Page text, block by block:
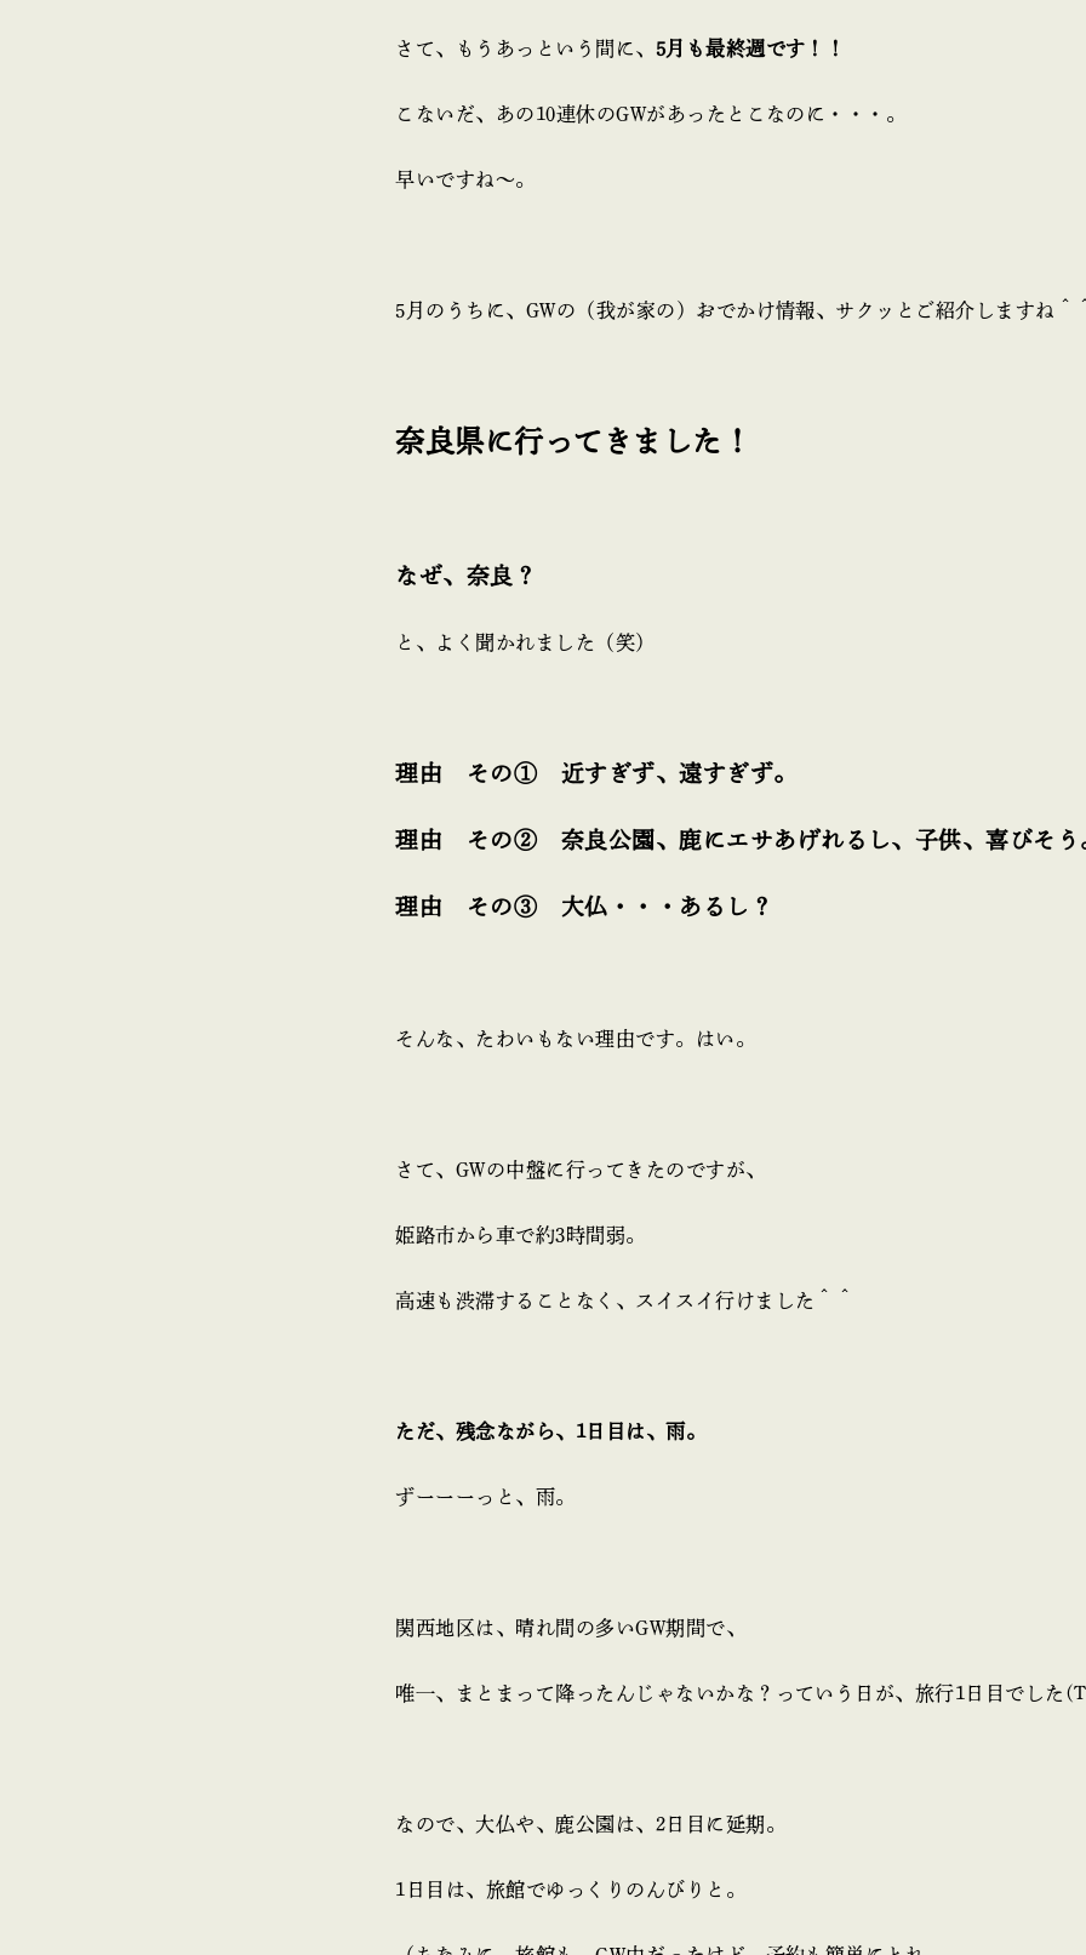
さて、もうあっという間に、 5月も最終週です！！
こないだ、あの10連休のGWがあったとこなのに・・・。
早いですね～。
5月のうちに、GWの（我が家の）おでかけ情報、サクッとご紹介しますね＾
奈良県に行ってきました！
なぜ、奈良？
と、よく聞かれました（笑）
理由 その① 近すぎず、遠すぎず。
理由 その② 奈良公園、鹿にエサあげれるし、子供、喜びそう
理由 その③ 大仏・・・あるし？
そんな、たわいもない理由です。はい。
さて、GWの中盤に行ってきたのですが、
姫路市から車で約3時間弱。
高速も渋滞することなく、スイスイ行けました＾＾
ただ、残念ながら、1日目は、雨。
ずーーーっと、雨。
関西地区は、晴れ間の多いGW期間で、
唯一、まとまって降ったんじゃないかな？っていう日が、旅行1日目でした
なので、大仏や、鹿公園は、2日目に延期。
1日目は、旅館でゆっくりのんびりと。